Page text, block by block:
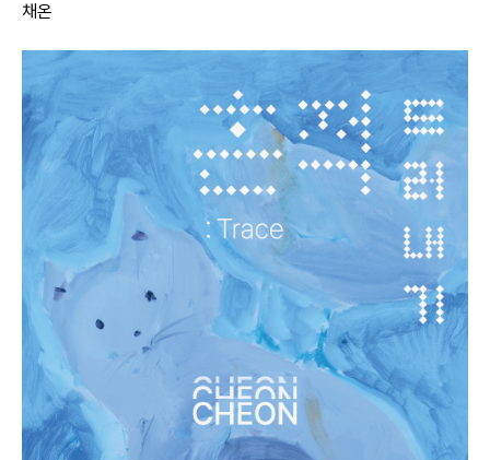
채온